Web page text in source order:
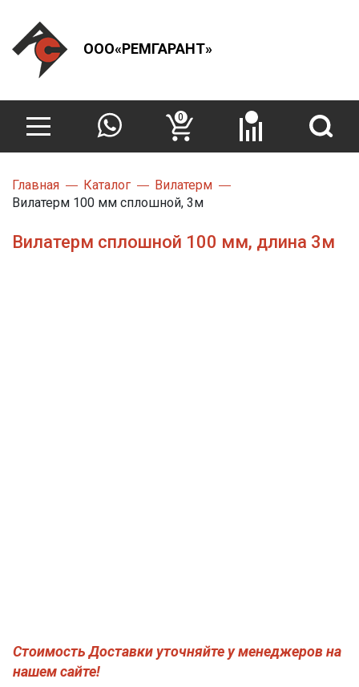
ООО«РЕМГАРАНТ»
0
Главная Каталог
Вилатерм
Вилатерм 100 мм сплошной, 3м
Вилатерм сплошной 100 мм, длина 3м
Стоимость Доставки уточняйте у менеджеров на
нашем сайте!